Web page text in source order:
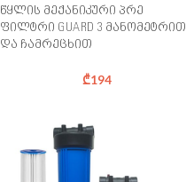
წყლის მექანიკური პრე
ფილტრი GUARD 3 მანომეტრით
და ჩამრეცხით
₾194